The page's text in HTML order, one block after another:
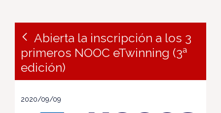
Abierta la inscripción a los 3
primeros NOOC eTwinning (3ª
edición)
2020/09/09